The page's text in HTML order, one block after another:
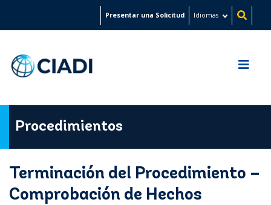
Presentar una Solicitud Idiomas
Procedimientos
Terminación del Procedimiento –
Comprobación de Hechos